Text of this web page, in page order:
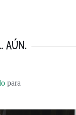
AÚN.
para